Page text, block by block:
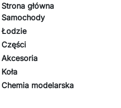
Strona główna
Samochody
Łodzie
Części
Akcesoria
Koła
Chemia modelarska